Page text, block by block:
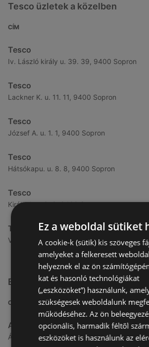
Tesco üzletek a közelben
CÍM
Tesco
Iv. László király u. 39. 39, 9400 Sopron
Tesco
Lackner K. u. 11. 11, 9400 Sopron
Tesco
József A. u. 1. 1, 9400 Sopron
Tesco
Hátsókapu. u. 8. 8, 9400 Sopron
Tesco
Király J. u. 3. 3, 9400 Sopron
Tesco
Végfordulat u. 9. 9, 9400 Sopron
Egyéb Szupermarketek üzletek a
CÍM
Aldi
Ágfalvi út 4/A., 9400 Sopron
Ez a weboldal sütiket
A cookie-k (sütik) kis szöveges
amelyeket a felkeresett
helyeznek el az ön
kat és hasonló technológiákat
(„eszközöket”) használunk,
szükségesek weboldalunk
működéséhez. Az ön
opcionális, harmadik féltől
eszközöket is használunk az